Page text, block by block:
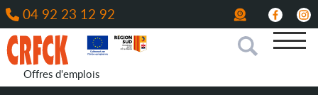
04 92 23 12 92
Offres d'emplois